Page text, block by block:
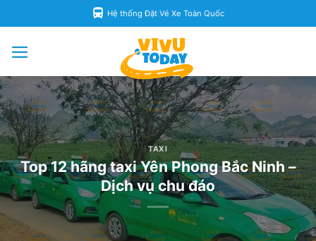
to
Hệ thống Đặt Vé Xe Toàn Quốc
TAXI
Top 12 hãng taxi Yên Phong Bắc Ninh –
Dịch vụ chu đáo